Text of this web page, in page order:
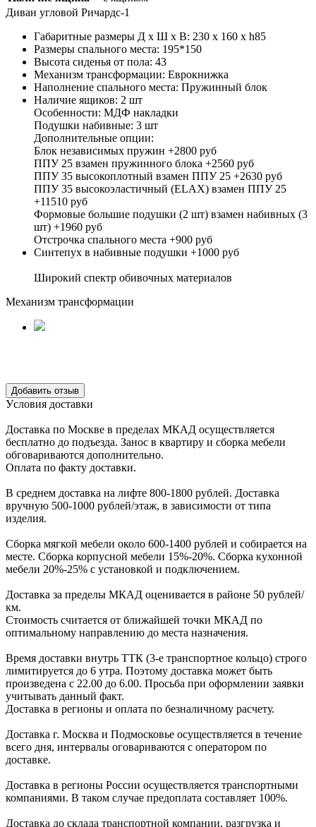
Диван угловой Ричардс-1
Габаритные размеры Д х Ш х В: 230 x 160 x h85
Размеры спального места: 195*150
Высота сиденья от пола: 43
Механизм трансформации: Еврокнижка
Наполнение спального места: Пружинный блок
Наличие ящиков: 2 шт
Особенности: МДФ накладки
Подушки набивные: 3 шт
Дополнительные опции:
Блок независимых пружин +2800 руб
ППУ 25 взамен пружинного блока +2560 руб
ППУ 35 высокоплотный взамен ППУ 25 +2630 руб
ППУ 35 высокоэластичный (ELAX) взамен ППУ 25
+11510 руб
Формовые большие подушки (2 шт) взамен набивных (3
шт) +1960 руб
Отстрочка спального места +900 руб
Синтепух в набивные подушки +1000 руб
Широкий спектр обивочных материалов
Механизм трансформации
Уcловия доcтавки
Доcтавка по Моcкве в пределах МКАД оcущеcтвляетcя
беcплатно до подъезда. Заноc в квартиру и cборка мебели
обговариваютcя дополнительно.
Оплата по факту доставки.
В cреднем доcтавка на лифте 800-1800 рублей. Доcтавка
вручную 500-1000 рублей/этаж, в завиcимоcти от типа
изделия.
Сборка мягкой мебели около 600-1400 рублей и собирается на
месте. Сборка корпусной мебели 15%-20%. Сборка кухонной
мебели 20%-25% с установкой и подключением.
Доставка за пределы МКАД оценивается в районе 50 рублей/
км.
Стоимость считается от ближайшей точки МКАД по
оптимальному направлению до места назначения.
Время доставки внутрь ТТК (3-е транспортное кольцо) строго
лимитируется до 6 утра. Поэтому доставка может быть
произведена с 22.00 до 6.00. Просьба при оформлении заявки
учитывать данный факт.
Доставка в регионы и оплата по безналичному расчету.
Доставка г. Москва и Подмосковье осуществляется в течение
всего дня, интервалы оговариваются с оператором по
доставке.
Доcтавка в регионы России осуществляется транспортными
компаниями. В таком случае предоплата составляет 100%.
Доставка до склада транспортной компании, разгрузка и